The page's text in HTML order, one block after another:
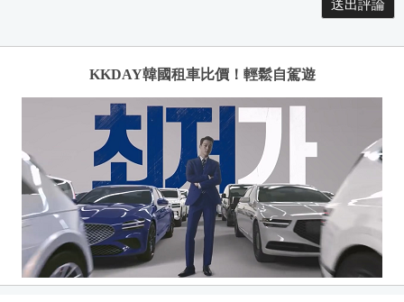
KKDAY韓國租車比價！輕鬆自駕遊